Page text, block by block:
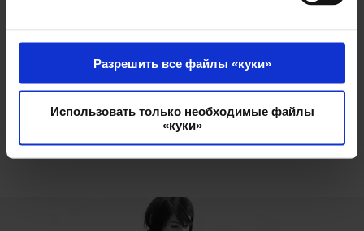
Разрешить все файлы «куки»
Использовать только необходимые файлы
«куки»
СКАЧИВАНИЕ
Pick To Pack